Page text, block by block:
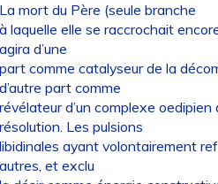
mort du Père (seule branche
laquelle elle se raccrochait
d’une
comme catalyseur de la
part comme
d’un complexe oedipien
Les pulsions
ayant volontairement
et exclu